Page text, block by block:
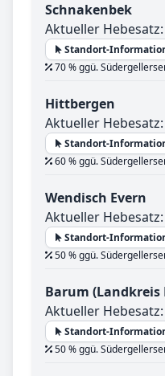
Schnakenbek
Aktueller Hebesatz:
Standort-
70 % ggü.
Hittbergen
Aktueller Hebesatz:
Standort-
60 % ggü.
Wendisch Evern
Aktueller Hebesatz:
Standort-
50 % ggü.
Barum (Landkreis
Aktueller Hebesatz:
Standort-
50 % ggü.